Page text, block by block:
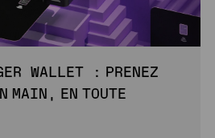
WALLET : PRENEZ
MAIN, EN TOUTE